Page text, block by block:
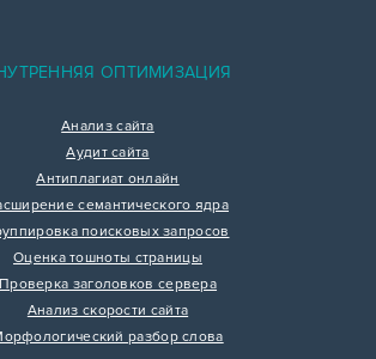
ОПТИМИЗАЦИЯ
Анализ сайта
Аудит сайта
Антиплагиат онлайн
семантического ядра
поисковых запросов
Оценка тошноты страницы
Проверка заголовков сервера
Анализ скорости сайта
разбор слова